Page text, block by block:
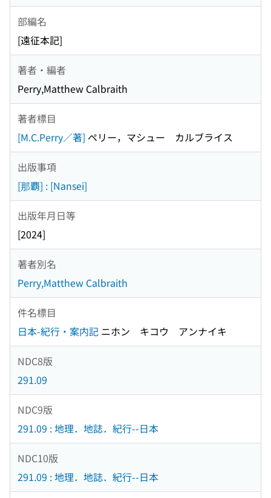
部編名
[遠征本記]
著者・編者
Perry,Matthew Calbraith
著者標目
[M.C.Perry／著] ペリー，マシュー カルブライス
出版事項
[那覇] : [Nansei]
出版年月日等
[2024]
著者別名
Perry,Matthew Calbraith
件名標目
日本-紀行・案内記 ニホン キコウ アンナイキ
NDC8版
291.09
NDC9版
291.09 : 地理．地誌．紀行--日本
NDC10版
291.09 : 地理．地誌．紀行--日本